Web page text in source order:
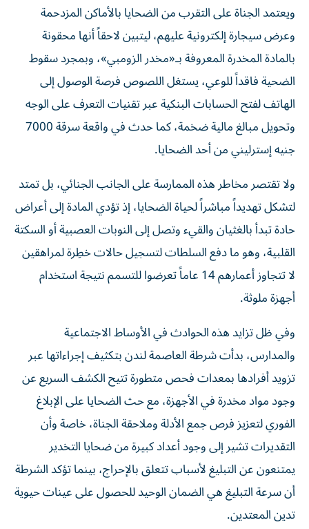
ويعتمد الجناة على التقرب من الضحايا بالأماكن المزدحمة
وعرض سيجارة إلكترونية عليهم، ليتبين لاحقاً أنها محقونة
بالمادة المخدرة المعروفة بـ«مخدر الزومبي»، وبمجرد سقوط
الضحية فاقداً للوعي، يستغل اللصوص فرصة الوصول إلى
الهاتف لفتح الحسابات البنكية عبر تقنيات التعرف على الوجه
وتحويل مبالغ مالية ضخمة، كما حدث في واقعة سرقة 7000
جنيه إسترليني من أحد الضحايا.
ولا تقتصر مخاطر هذه الممارسة على الجانب الجنائي، بل تمتد
لتشكل تهديداً مباشراً لحياة الضحايا، إذ تؤدي المادة إلى أعراض
حادة تبدأ بالغثيان والقيء وتصل إلى النوبات العصبية أو السكتة
القلبية، وهو ما دفع السلطات لتسجيل حالات خطِرة لمراهقين
لا تتجاوز أعمارهم 14 عاماً تعرضوا للتسمم نتيجة استخدام
أجهزة ملوثة.
وفي ظل تزايد هذه الحوادث في الأوساط الاجتماعية
والمدارس، بدأت شرطة العاصمة لندن بتكثيف إجراءاتها عبر
تزويد أفرادها بمعدات فحص متطورة تتيح الكشف السريع عن
وجود مواد مخدرة في الأجهزة، مع حث الضحايا على الإبلاغ
الفوري لتعزيز فرص جمع الأدلة وملاحقة الجناة، خاصة وأن
التقديرات تشير إلى وجود أعداد كبيرة من ضحايا التخدير
يمتنعون عن التبليغ لأسباب تتعلق بالإحراج، بينما تؤكد الشرطة
أن سرعة التبليغ هي الضمان الوحيد للحصول على عينات حيوية
تدين المعتدين.